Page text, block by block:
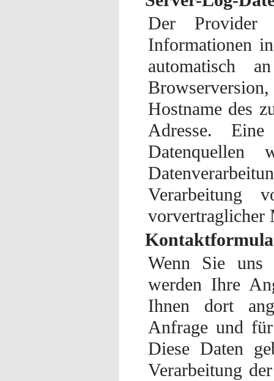
Der Provider
Informationen
automatisch
Hostname des
Adresse.
Verarbeitung
vorvertraglicher
Wenn Sie uns
werden Ihre
Ihnen dort
Anfrage und
Diese Daten
Verarbeitung